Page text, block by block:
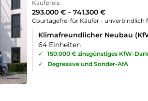
Kaufpreis:
293.000 € – 741.300 €
Courtagefrei für Käufer - unverbindlich
Klimafreundlicher Neubau
64 Einheiten
✓
150.000 € zinsgünstiges KfW-
✓
Degressive und Sonder-AfA